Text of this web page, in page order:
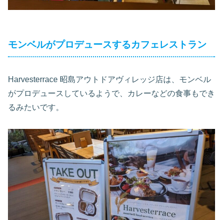
モンベルがプロデュースするカフェレストラン
Harvesterrace 昭島アウトドアヴィレッジ店は、モンベル
がプロデュースしているようで、カレーなどの食事もでき
るみたいです。